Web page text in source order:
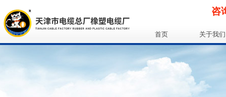
咨
首页 关于我们